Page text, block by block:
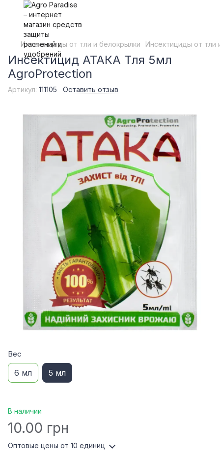
Инсектициды от тли и белокрылки Инсектициды от тли
Инсектицид АТАКА Тля 5мл
AgroProtection
Артикул: 111105 Оставить отзыв
Вес
6 мл 5 мл
В наличии
10.00 грн
Оптовые цены от 10 единиц